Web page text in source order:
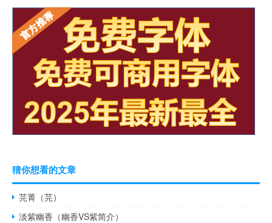
猜你想看的文章
芫菁（芫）
淡紫幽香（幽香VS紫简介）